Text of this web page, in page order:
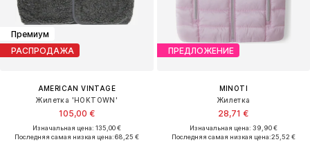
Премиум
РАСПРОДАЖА
AMERICAN VINTAGE
Жилетка 'HOKTOWN'
105,00 €
Изначальная цена: 135,00 €
Последняя самая низкая цена:68,25 €
ПРЕДЛОЖЕНИЕ
MINOTI
Жилетка
28,71 €
Изначальная цена: 39,90 €
Последняя самая низкая цена:25,52 €